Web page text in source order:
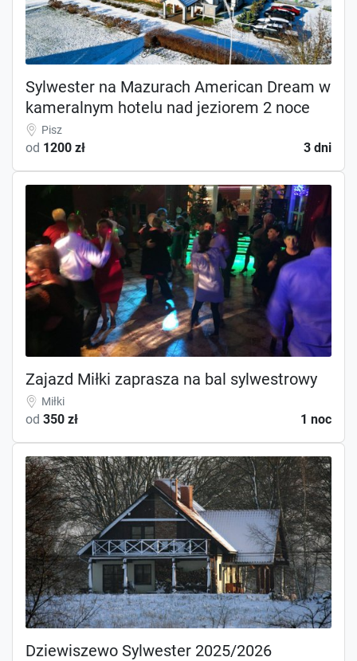
Sylwester na Mazurach American Dream w
kameralnym hotelu nad jeziorem 2 noce
Pisz
od 1200 zł 3 dni
Zajazd Miłki zaprasza na bal sylwestrowy
Miłki
od 350 zł 1 noc
Dziewiszewo Sylwester 2025/2026